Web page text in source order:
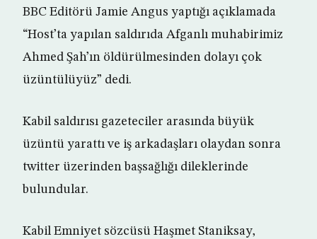
BBC Editörü Jamie Angus yaptığı açıklamada
“Host’ta yapılan saldırıda Afganlı muhabirimiz
Ahmed Şah’ın öldürülmesinden dolayı çok
üzüntülüyüz” dedi.
Kabil saldırısı gazeteciler arasında büyük
üzüntü yarattı ve iş arkadaşları olaydan sonra
twitter üzerinden başsağlığı dileklerinde
bulundular.
Kabil Emniyet sözcüsü Haşmet Staniksay,